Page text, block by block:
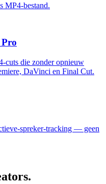
MP4-bestand.
cuts die zonder opnieuw
DaVinci en Final Cut.
spreker-tracking — geen